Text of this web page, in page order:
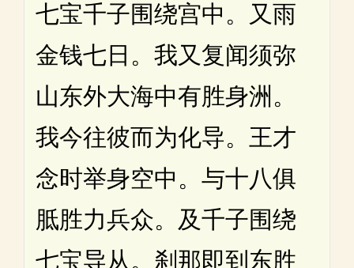
七宝千子围绕宫中。又雨
金钱七日。我又复闻须弥
山东外大海中有胜身洲。
我今往彼而为化导。王才
念时举身空中。与十八俱
胝胜力兵众。及千子围绕
七宝导从。刹那即到东胜